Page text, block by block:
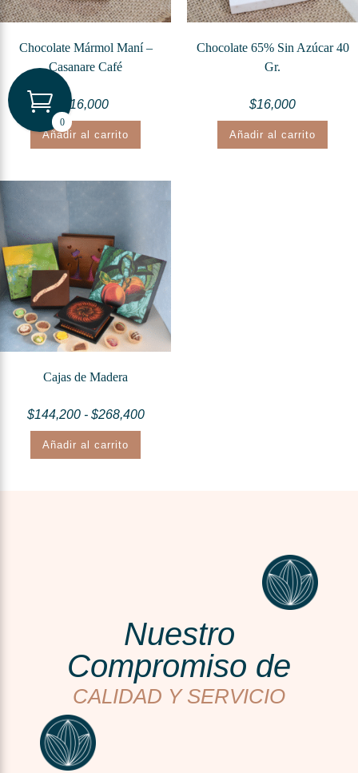
Chocolate Mármol Maní –
Casanare Café
16,000
Añadir al carrito
Chocolate 65% Sin Azúcar 40
Gr.
$16,000
Añadir al carrito
Cajas de Madera
$144,200 - $268,400
Añadir al carrito
Nuestro
Compromiso de
CALIDAD Y SERVICIO
0